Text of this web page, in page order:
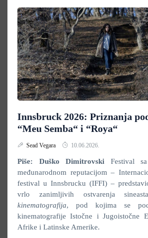
Innsbruck 2026: Priznanja
“Meu Semba“ i “Roya“
Sead Vegara 10.06.2026.
Piše: Duško Dimitrovski Festival
međunarodnom reputacijom –
festival u Innsbrucku (IFFI) –
vrlo zanimljivih ostvarenja
kinematografija, pod kojima se
kinematografije Istočne i Jugoistočne
Afrike i Latinske Amerike.